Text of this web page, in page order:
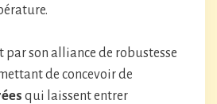
par son alliance de robustesse
de concevoir de
qui laissent entrer